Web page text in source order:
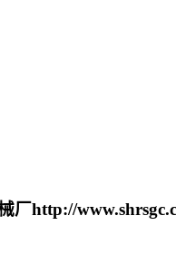
厂http://